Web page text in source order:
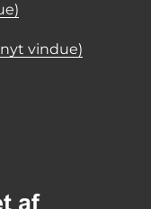
vindue)